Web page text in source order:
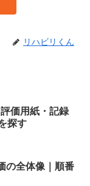
リハビリくん
価用紙・記録
探す
の全体像｜順番